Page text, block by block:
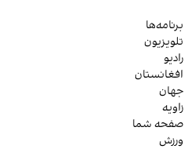
برنامه‌ها
تلویزیون
رادیو
افغانستان
جهان
زاویه
صفحه شما
ورزش